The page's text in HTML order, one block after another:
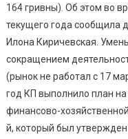
164 гривны). Об этом во
текущего года сообщила
Илона Киричевская.
сокращением
(рынок не работал с 17
год КП выполнило план на
финансово-
й, который был